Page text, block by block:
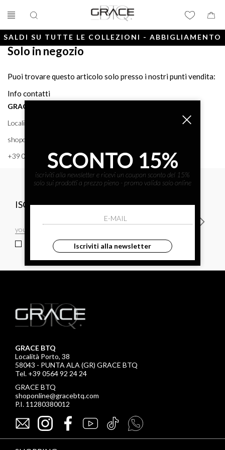
SALDI SU TUTTE LE COLLEZIONI - ABBIGLIAMENTO
Solo in negozio
Puoi trovare questo articolo solo presso i nostri punti vendita:
Info contatti
GRACE BTQ
Località Porto, 38 58043 - PUNTA ALA (GR) GRACE BTQ
shoponline@gracebtq.com
+39 0564 92 24 24
ISCRIVITI ALLA NEWSLETTER
ho letto ed accettato le condizioni sulla privacy.
GRACE BTQ
Località Porto, 38
58043 - PUNTA ALA (GR) GRACE BTQ
Tel. +39 0564 92 24 24
GRACE BTQ
shoponline@gracebtq.com
P.I. 11280380012
SCONTO 15%
iscriviti alla newsletter e ricevi un coupon sconto del 15%
solo sui prodotti a prezzo pieno - promo valida solo online
Iscriviti alla newsletter